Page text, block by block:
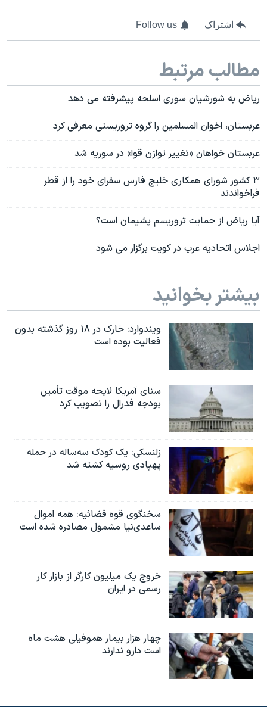
اشتراک Follow us
مطالب مرتبط
ریاض به شورشیان سوری اسلحه پیشرفته می دهد
عربستان، اخوان المسلمین را گروه تروریستی معرفی کرد
عربستان خواهان «تغییر توازن قوا» در سوریه شد
۳ کشور شورای همکاری خلیج فارس سفرای خود را از قطر
فراخواندند
آیا ریاض از حمایت تروریسم پشیمان است؟
اجلاس اتحادیه عرب در کویت برگزار می شود
بیشتر بخوانید
ویندوارد: خارک در ۱۸ روز گذشته بدون
فعالیت بوده است
سنای آمریکا لایحه موقت تأمین
بودجه فدرال را تصویب کرد
زلنسکی: یک کودک سه‌ساله در حمله
پهپادی روسیه کشته شد
سخنگوی قوه قضائیه: همه اموال
ساعدی‌نیا مشمول مصادره شده است
خروج یک میلیون کارگر از بازار کار
رسمی در ایران
چهار هزار بیمار هموفیلی هشت ماه
است دارو ندارند